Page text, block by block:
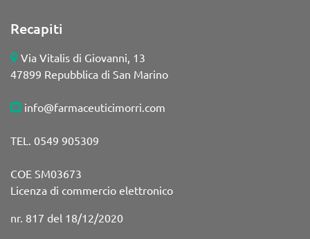
Recapiti
Via Vitalis di Giovanni, 13
47899 Repubblica di San Marino
info@farmaceuticimorri.com
TEL. 0549 905309
COE SM03673
Licenza di commercio elettronico
nr. 817 del 18/12/2020